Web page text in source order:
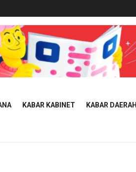
KABAR KABINET KABAR DAERAH